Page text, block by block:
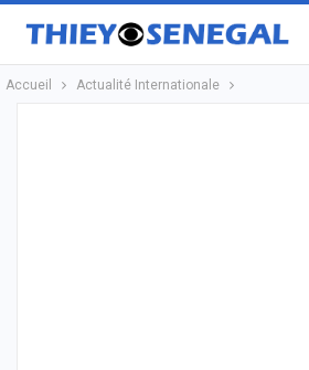
Accueil Actualité Internationale